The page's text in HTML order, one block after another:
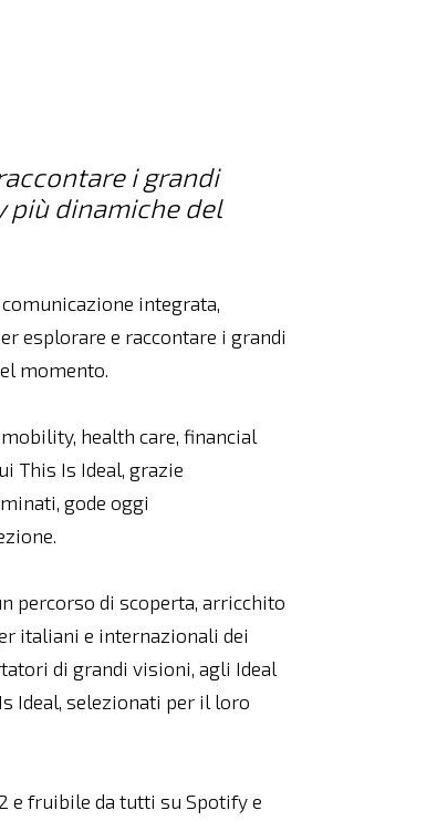
i grandi
dinamiche del
integrata,
esplorare e raccontare i grandi
momento.
health care, financial
This Is Ideal, grazie
gode oggi
percorso di scoperta, arricchito
italiani e internazionali dei
di grandi visioni, agli Ideal
Ideal, selezionati per il loro
e fruibile da tutti su Spotify e